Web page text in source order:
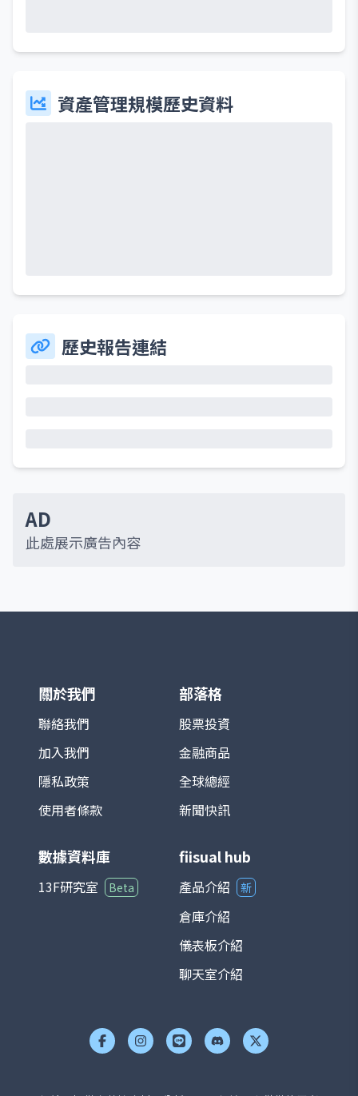
資產管理規模歷史資料
歷史報告連結
AD
此處展示廣告內容
關於我們
聯絡我們
加入我們
隱私政策
使用者條款
部落格
股票投資
金融商品
全球總經
新聞快訊
數據資料庫
13F研究室 Beta
fiisual hub
產品介紹 新
倉庫介紹
儀表板介紹
聊天室介紹